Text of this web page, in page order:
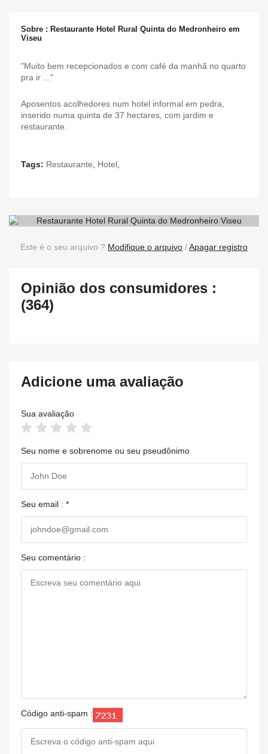
Sobre : Restaurante Hotel Rural Quinta do Medronheiro em
Viseu
"Muito bem recepcionados e com café da manhã no quarto
pra ir ..."
Aposentos acolhedores num hotel informal em pedra,
inserido numa quinta de 37 hectares, com jardim e
restaurante.
Tags: Restaurante Hotel
Este é o seu arquivo ? Modifique o arquivo /Apagar registro
Opinião dos consumidores :
(364)
Adicione uma avaliação
Sua avaliação
Seu nome e sobrenome ou seu pseudônimo
Seu email : *
Seu comentário :
Código anti-spam :